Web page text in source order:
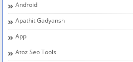
Android
Apathit Gadyansh
App
Atoz Seo Tools